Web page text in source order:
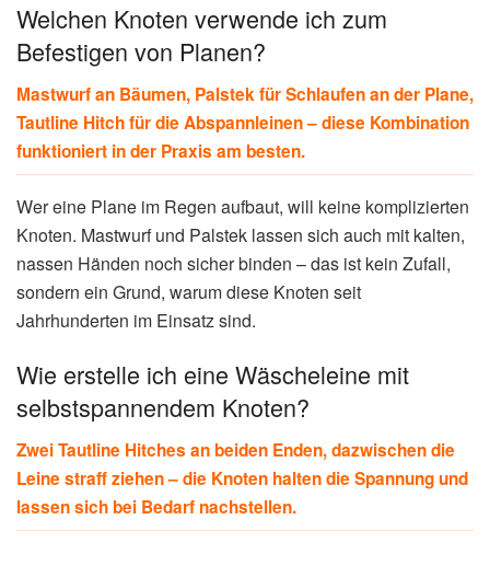
Welchen Knoten verwende ich zum
Befestigen von Planen?
Mastwurf an Bäumen, Palstek für Schlaufen an der Plane,
Tautline Hitch für die Abspannleinen – diese Kombination
funktioniert in der Praxis am besten.
Wer eine Plane im Regen aufbaut, will keine komplizierten
Knoten. Mastwurf und Palstek lassen sich auch mit kalten,
nassen Händen noch sicher binden – das ist kein Zufall,
sondern ein Grund, warum diese Knoten seit
Jahrhunderten im Einsatz sind.
Wie erstelle ich eine Wäscheleine mit
selbstspannendem Knoten?
Zwei Tautline Hitches an beiden Enden, dazwischen die
Leine straff ziehen – die Knoten halten die Spannung und
lassen sich bei Bedarf nachstellen.